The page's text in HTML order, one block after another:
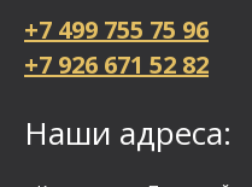
+7 499 755 75 96
+7 926 671 52 82
Наши адреса: